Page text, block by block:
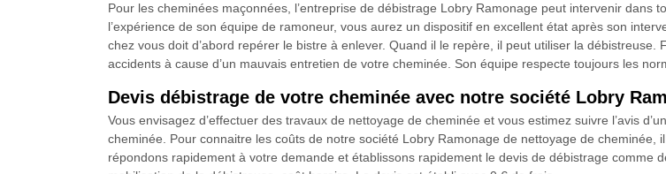
Pour les cheminées maçonnées, l’entreprise de débistrage Lobry Ramonage peut intervenir dans
l’expérience de son équipe de ramoneur, vous aurez un dispositif en excellent état après son
chez vous doit d’abord repérer le bistre à enlever. Quand il le repère, il peut utiliser la
accidents à cause d’un mauvais entretien de votre cheminée. Son équipe respecte toujours les
Devis débistrage de votre cheminée avec notre société Lobry
Vous envisagez d’effectuer des travaux de nettoyage de cheminée et vous estimez suivre l’avis
cheminée. Pour connaitre les coûts de notre société Lobry Ramonage de nettoyage de
répondons rapidement à votre demande et établissons rapidement le devis de débistrage comme